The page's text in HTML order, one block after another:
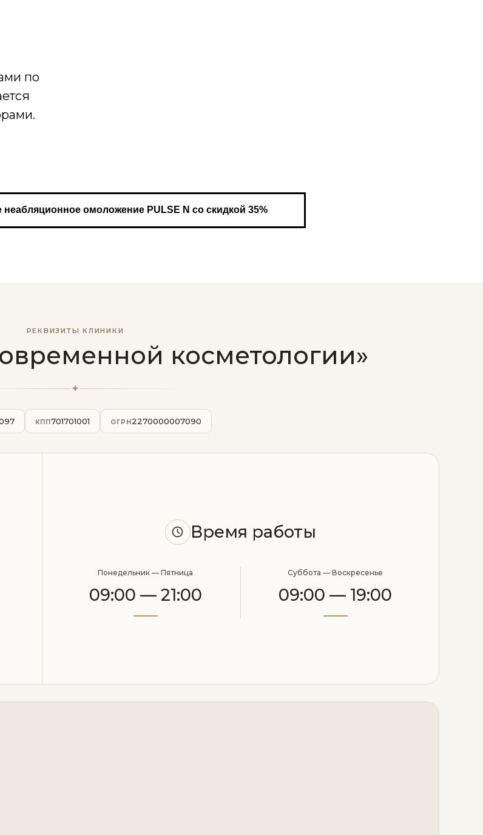
по
неабляционное омоложение PULSE N со скидкой 35%
РЕКВИЗИТЫ КЛИНИКИ
косметологии»
✦
КПП 701701001 ОГРН 2270000007090
Время работы
Понедельник — Пятница
09:00 — 21:00
Суббота — Воскресенье
09:00 — 19:00